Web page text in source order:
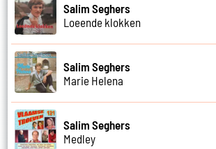
Salim Seghers
Loeende klokken
Salim Seghers
Marie Helena
Salim Seghers
Medley